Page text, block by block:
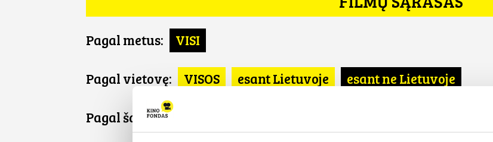
Pagal metus: VISI
Pagal vietovę: VISOS esant Lietuvoje esant ne Lietuvoje
Pagal šalį: VISOS